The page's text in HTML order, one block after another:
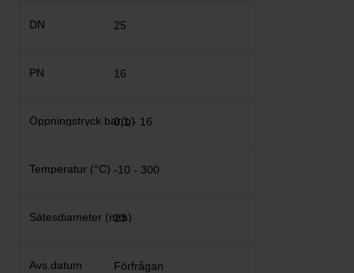
25
16
0,1 - 16
-10 - 300
23
Förfrågan